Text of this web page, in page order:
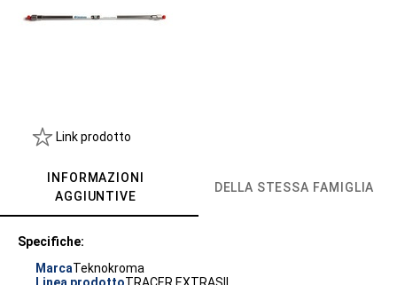
Link prodotto
INFORMAZIONI
AGGIUNTIVE
DELLA STESSA FAMIGLIA
Specifiche:
MarcaTeknokroma